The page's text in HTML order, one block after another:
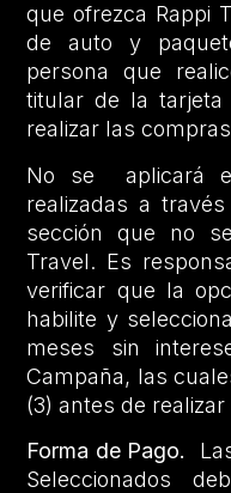
que ofrezca Rappi
de auto y
persona que
titular de la tarjeta
realizar las
No se aplicará
realizadas a
sección que no
Travel. Es
verificar que la
habilite y
meses sin
Campaña, las
(3) antes de realizar
Forma de Pago.
Seleccionados